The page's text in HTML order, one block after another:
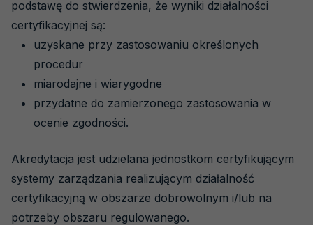
usługi
Jednostki inspekcyjne
Weryfikatorzy środowiskowi EMAS
Organizatorzy badań biegłości
Producenci materiałów odniesienia
Jednostki weryfikujące i walidujące
Akredytowane podmioty
podstawę do stwierdzenia, że wyniki działalności
certyfikacyjnej są:
uzyskane przy zastosowaniu określonych
procedur
miarodajne i wiarygodne
przydatne do zamierzonego zastosowania w
ocenie zgodności.
Akredytacja jest udzielana jednostkom certyfikującym
systemy zarządzania realizującym działalność
certyfikacyjną w obszarze dobrowolnym i/lub na
potrzeby obszaru regulowanego.